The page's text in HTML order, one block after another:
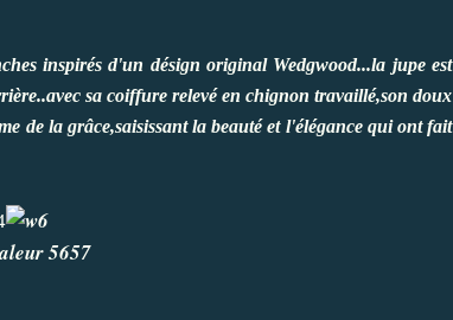
inspirés d'un désign original Wedgwood...la jupe est
sa coiffure relevé en chignon travaillé,son doux
de la grâce,saisissant la beauté et l'élégance qui ont fait